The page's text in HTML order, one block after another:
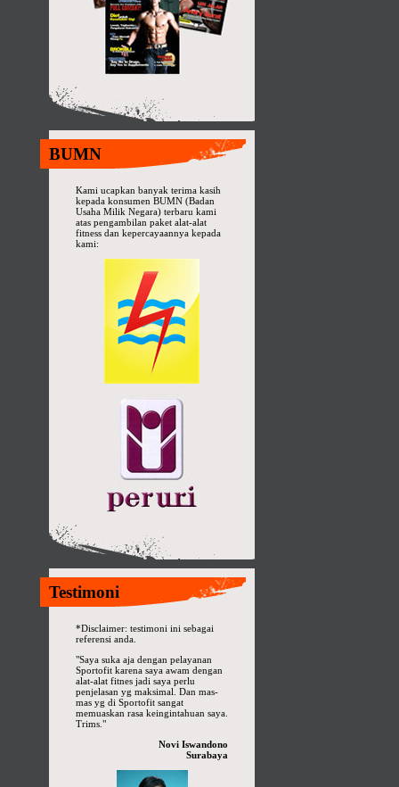
BUMN
Kami ucapkan banyak terima kasih
kepada konsumen BUMN (Badan
Usaha Milik Negara) terbaru kami
atas pengambilan paket alat-alat
fitness dan kepercayaannya kepada
kami:
Testimoni
*Disclaimer: testimoni ini sebagai
referensi anda.
"Saya suka aja dengan pelayanan
Sportofit karena saya awam dengan
alat-alat fitnes jadi saya perlu
penjelasan yg maksimal. Dan mas-
mas yg di Sportofit sangat
memuaskan rasa keingintahuan saya.
Trims."
Novi Iswandono
Surabaya